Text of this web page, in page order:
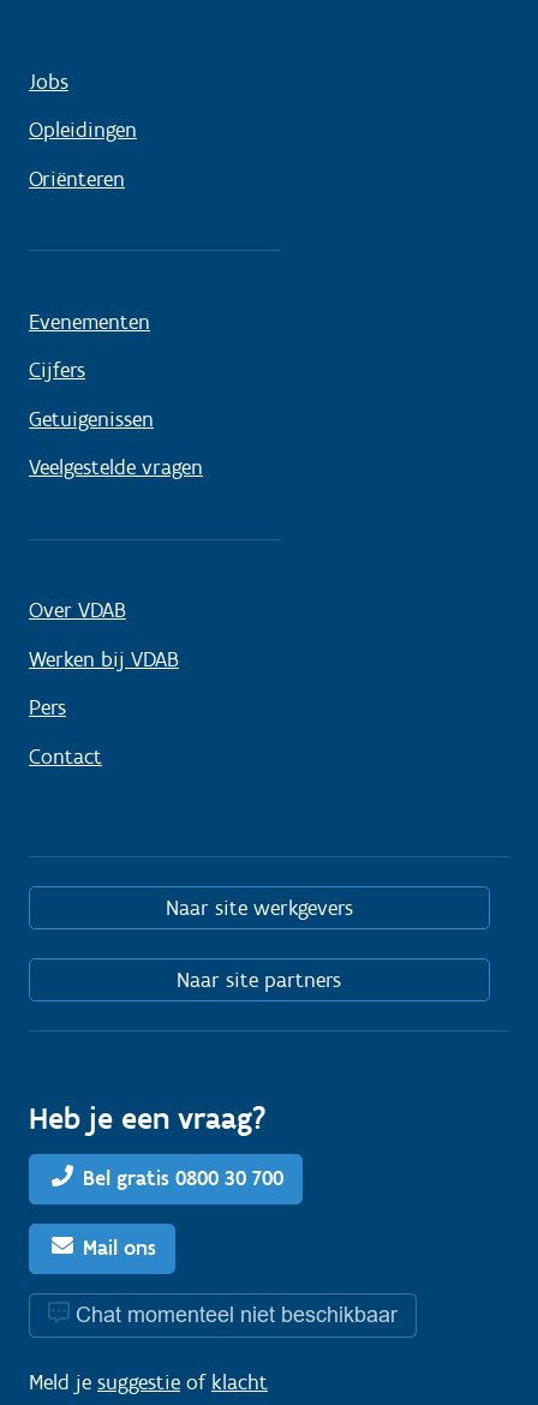
Jobs
Opleidingen
Oriënteren
Evenementen
Cijfers
Getuigenissen
Veelgestelde vragen
Over VDAB
Werken bij VDAB
Pers
Contact
Naar site werkgevers
Naar site partners
Heb je een vraag?
Bel gratis 0800 30 700
Mail ons
Chat momenteel niet beschikbaar
Meld je suggestie of klacht